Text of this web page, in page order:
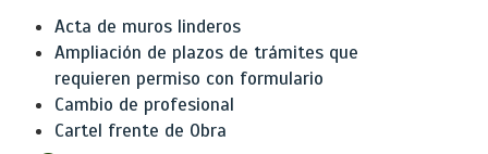
Acta de muros linderos
Ampliación de plazos de trámites que
requieren permiso con formulario
Cambio de profesional
Cartel frente de Obra